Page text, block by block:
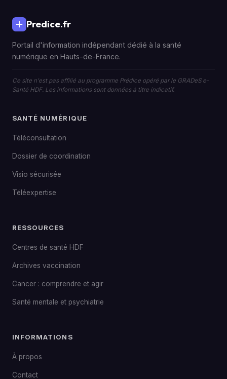
Predice.fr
Portail d'information indépendant dédié à la santé
numérique en Hauts-de-France.
Ce site n'est pas affilié au programme Prédice opéré par le GRADeS e-
Santé HDF. Les informations sont données à titre indicatif.
SANTÉ NUMÉRIQUE
Téléconsultation
Dossier de coordination
Visio sécurisée
Téléexpertise
RESSOURCES
Centres de santé HDF
Archives vaccination
Cancer : comprendre et agir
Santé mentale et psychiatrie
INFORMATIONS
À propos
Contact